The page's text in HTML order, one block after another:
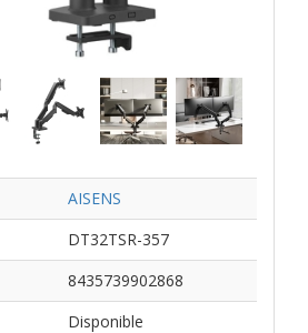
AISENS
DT32TSR-357
8435739902868
Disponible